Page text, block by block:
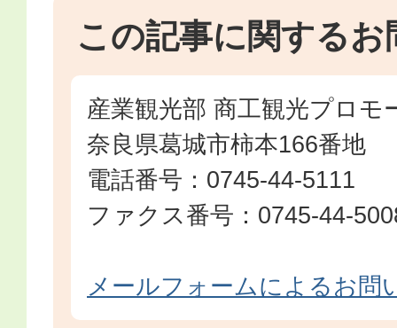
この記事に関するお
産業観光部 商工観光プロモ
奈良県葛城市柿本166番地
電話番号：0745-44-5111
ファクス番号：0745-44-
メールフォームによるお問